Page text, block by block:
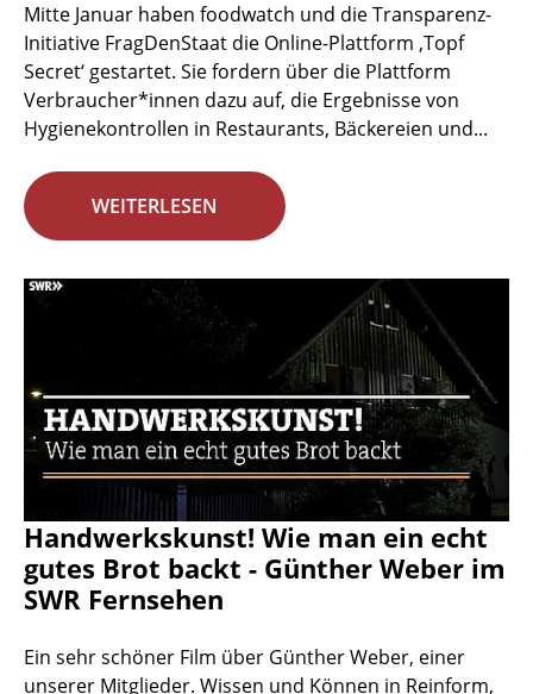
Mitte Januar haben foodwatch und die Transparenz-
Initiative FragDenStaat die Online-Plattform ‚Topf
Secret‘ gestartet. Sie fordern über die Plattform
Verbraucher*innen dazu auf, die Ergebnisse von
Hygienekontrollen in Restaurants, Bäckereien und...
WEITERLESEN
Handwerkskunst! Wie man ein echt
gutes Brot backt - Günther Weber im
SWR Fernsehen
Ein sehr schöner Film über Günther Weber, einer
unserer Mitglieder. Wissen und Können in Reinform,